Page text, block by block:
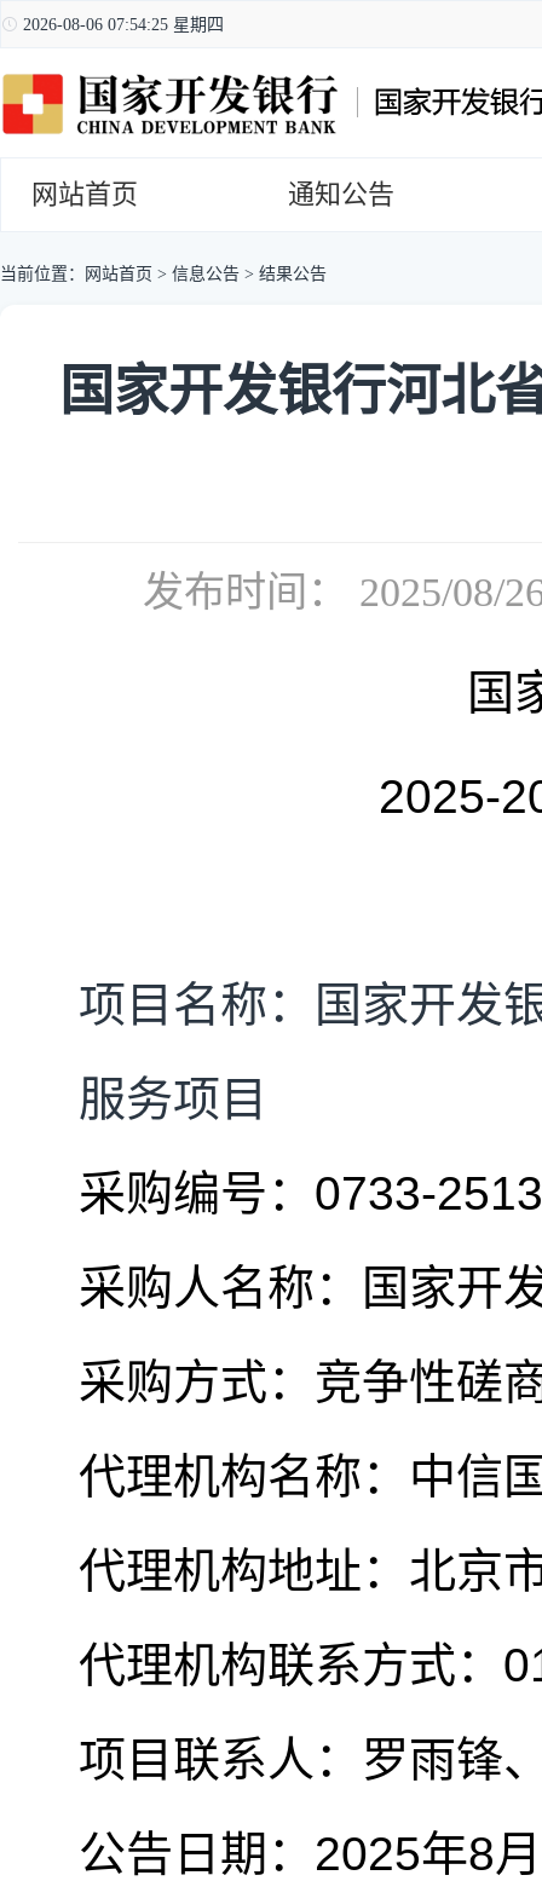
2026-08-06 07:54:25 星期四
网站首页 通知公告
当前位置： 网站首页 > 信息公告 > 结果公告
国家开发银行河北
发布时间： 2025/08/
国
2025-
项目名称：国家开发
服务项目
采购编号： 0733-
采购人名称：国家开
采购方式：竞争性磋
代理机构名称：中信
代理机构地址： 北京
代理机构联系方式：
项目联系人： 罗雨锋
公告日期： 2025年8月